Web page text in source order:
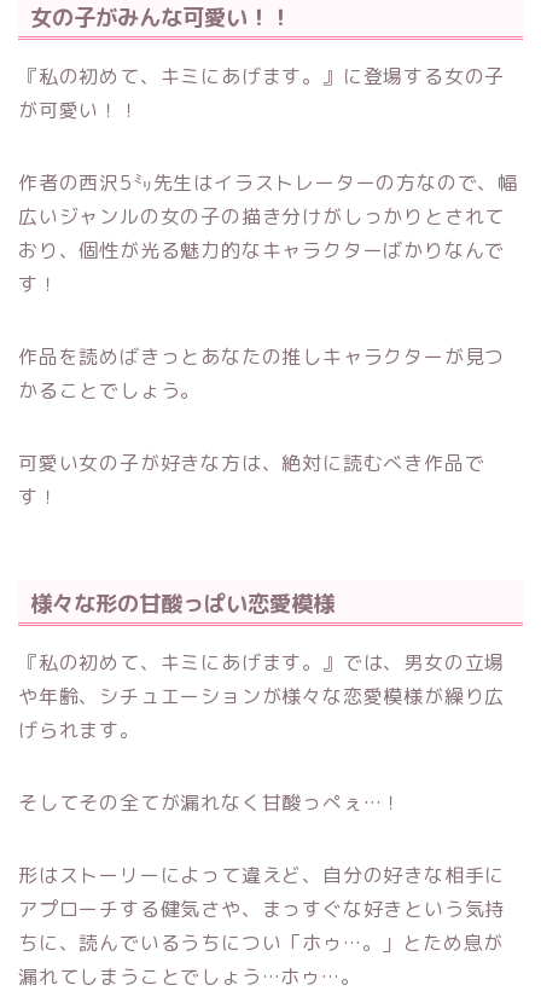
女の子がみんな可愛い！！
『私の初めて、キミにあげます。』に登場する女の子
が可愛い！！
作者の西沢5㍉先生はイラストレーターの方なので、幅
広いジャンルの女の子の描き分けがしっかりとされて
おり、個性が光る魅力的なキャラクターばかりなんで
す！
作品を読めばきっとあなたの推しキャラクターが見つ
かることでしょう。
可愛い女の子が好きな方は、絶対に読むべき作品で
す！
様々な形の甘酸っぱい恋愛模様
『私の初めて、キミにあげます。』では、男女の立場
や年齢、シチュエーションが様々な恋愛模様が繰り広
げられます。
そしてその全てが漏れなく甘酸っぺぇ…！
形はストーリーによって違えど、自分の好きな相手に
アプローチする健気さや、まっすぐな好きという気持
ちに、読んでいるうちについ「ホゥ…。」とため息が
漏れてしまうことでしょう…ホゥ…。